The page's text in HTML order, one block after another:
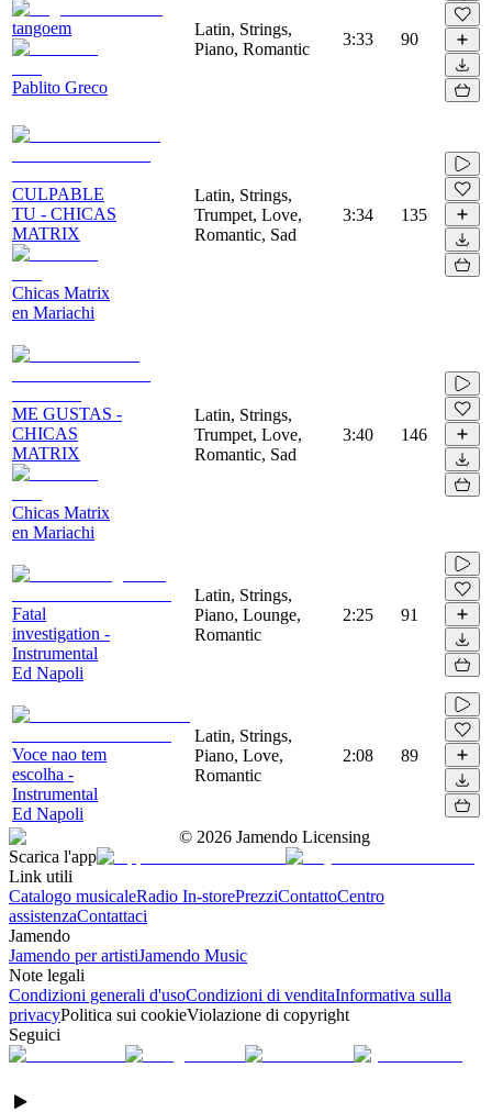
tangoem
Pablito Greco
Latin, Strings,
Piano, Romantic
3:33 90
CULPABLE
TU - CHICAS
MATRIX
Chicas Matrix
en Mariachi
Latin, Strings,
Trumpet, Love,
Romantic, Sad
3:34 135
ME GUSTAS -
CHICAS
MATRIX
Chicas Matrix
en Mariachi
Latin, Strings,
Trumpet, Love,
Romantic, Sad
3:40 146
Fatal
investigation -
Instrumental
Ed Napoli
Latin, Strings,
Piano, Lounge,
Romantic
2:25 91
Voce nao tem
escolha -
Instrumental
Ed Napoli
Latin, Strings,
Piano, Love,
Romantic
2:08 89
© 2026 Jamendo Licensing
Scarica l'app
Link utili
Catalogo musicaleRadio In-storePrezziContattoCentro
assistenzaContattaci
Jamendo
Jamendo per artistiJamendo Music
Note legali
Condizioni generali d'usoCondizioni di venditaInformativa sulla
privacyPolitica sui cookieViolazione di copyright
Seguici